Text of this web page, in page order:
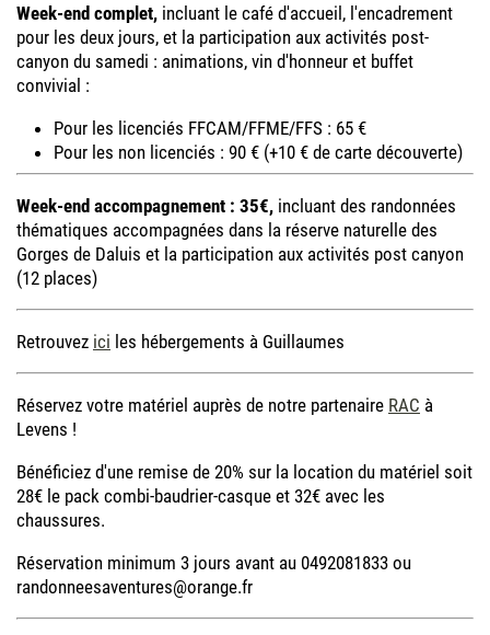
Week-end complet, incluant le café d'accueil, l'encadrement
pour les deux jours, et la participation aux activités post-
canyon du samedi : animations, vin d'honneur et buffet
convivial :
Pour les licenciés FFCAM/FFME/FFS : 65 €
Pour les non licenciés : 90 € (+10 € de carte découverte)
Week-end accompagnement : 35€, incluant des randonnées
thématiques accompagnées dans la réserve naturelle des
Gorges de Daluis et la participation aux activités post canyon
(12 places)
Retrouvez ici les hébergements à Guillaumes
Réservez votre matériel auprès de notre partenaire RAC à
Levens !
Bénéficiez d'une remise de 20% sur la location du matériel soit
28€ le pack combi-baudrier-casque et 32€ avec les
chaussures.
Réservation minimum 3 jours avant au 0492081833 ou
randonneesaventures@orange.fr